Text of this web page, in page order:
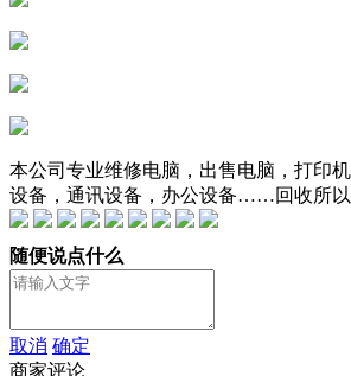
本公司专业维修电脑，出售电脑，打印
设备，通讯设备，办公设备……回收所以
随便说点什么
取消 确定
商家评论